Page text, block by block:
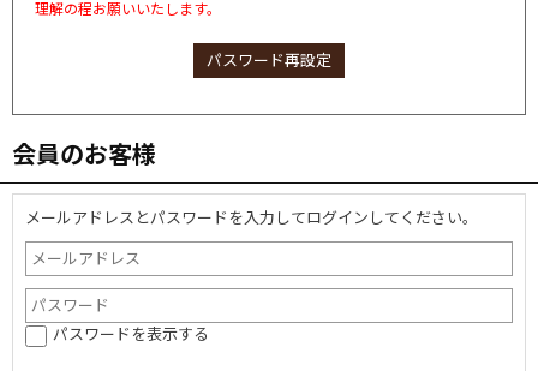
理解の程お願いいたします。
パスワード再設定
会員のお客様
メールアドレスとパスワードを入力してログインしてください。
パスワードを表示する